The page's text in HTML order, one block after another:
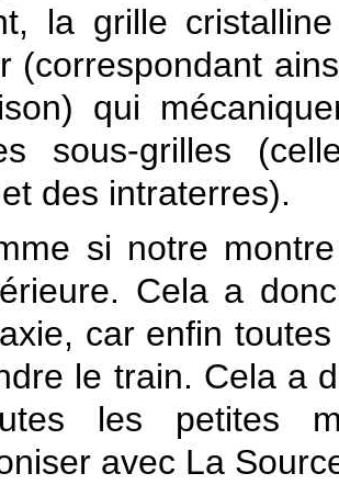
la grille
(correspondant
qui
sous-grilles
des intraterres).
si notre
Cela a
car enfin
le train. Cela a
les petites
avec La